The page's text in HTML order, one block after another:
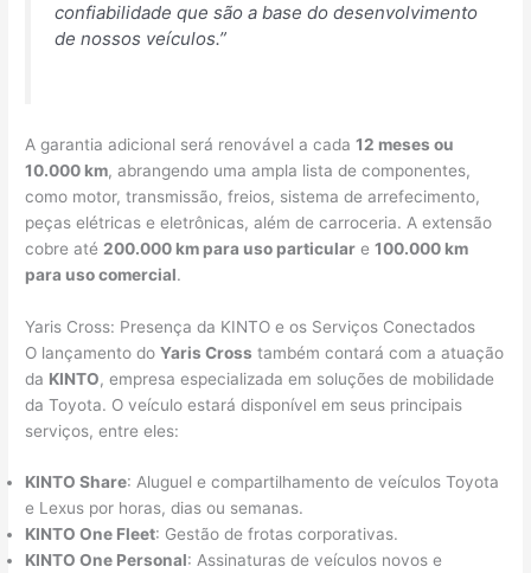
confiabilidade que são a base do desenvolvimento
de nossos veículos.”
A garantia adicional será renovável a cada12 meses ou
10.000 km, abrangendo uma ampla lista de componentes,
como motor, transmissão, freios, sistema de arrefecimento,
peças elétricas e eletrônicas, além de carroceria. A extensão
cobre até 200.000 km para uso particular e100.000 km
para uso comercial.
Yaris Cross: Presença da KINTO e os Serviços Conectados
O lançamento doYaris Cross também contará com a atuação
da KINTO, empresa especializada em soluções de mobilidade
da Toyota. O veículo estará disponível em seus principais
serviços, entre eles:
KINTO Share: Aluguel e compartilhamento de veículos Toyota
e Lexus por horas, dias ou semanas.
KINTO One Fleet: Gestão de frotas corporativas.
KINTO One Personal: Assinaturas de veículos novos e